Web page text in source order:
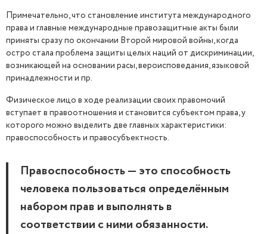
Примечательно, что становление института международного
права и главные международные правозащитные акты были
приняты сразу по окончании Второй мировой войны, когда
остро стала проблема защиты целых наций от дискриминации,
возникающей на основании расы, вероисповедания, языковой
принадлежности и пр.
Физическое лицо в ходе реализации своих правомочий
вступает в правоотношения и становится субъектом права, у
которого можно выделить две главных характеристики:
правоспособность и правосубъектность.
Правоспособность — это способность
человека пользоваться определённым
набором прав и выполнять в
соответствии с ними обязанности.